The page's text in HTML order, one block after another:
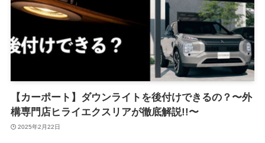
【カーポート】ダウンライトを後付けできるの？〜外
構専門店ヒライエクスリアが徹底解説!!〜
2025年2月22日